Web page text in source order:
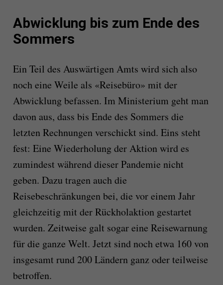
Abwicklung bis zum Ende des
Sommers
Ein Teil des Auswärtigen Amts wird sich also
noch eine Weile als «Reisebüro» mit der
Abwicklung befassen. Im Ministerium geht man
davon aus, dass bis Ende des Sommers die
letzten Rechnungen verschickt sind. Eins steht
fest: Eine Wiederholung der Aktion wird es
zumindest während dieser Pandemie nicht
geben. Dazu tragen auch die
Reisebeschränkungen bei, die vor einem Jahr
gleichzeitig mit der Rückholaktion gestartet
wurden. Zeitweise galt sogar eine Reisewarnung
für die ganze Welt. Jetzt sind noch etwa 160 von
insgesamt rund 200 Ländern ganz oder teilweise
betroffen.